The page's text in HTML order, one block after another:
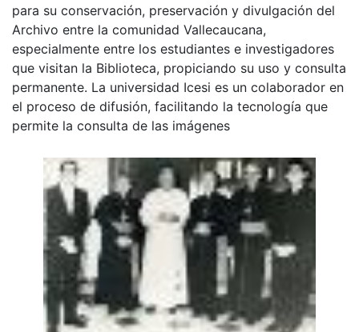
para su conservación, preservación y divulgación del
Archivo entre la comunidad Vallecaucana,
especialmente entre los estudiantes e investigadores
que visitan la Biblioteca, propiciando su uso y consulta
permanente. La universidad Icesi es un colaborador en
el proceso de difusión, facilitando la tecnología que
permite la consulta de las imágenes